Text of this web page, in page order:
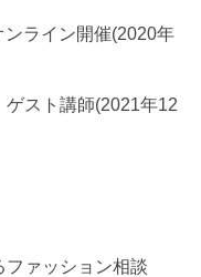
ライン開催(2020年
スト講師(2021年12
ァッション相談